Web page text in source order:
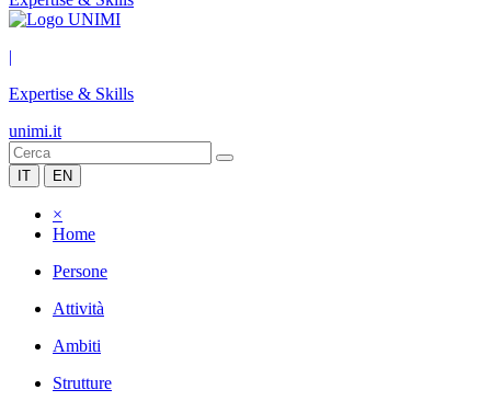
|
Expertise & Skills
unimi.it
IT EN
×
Home
Persone
Attività
Ambiti
Strutture